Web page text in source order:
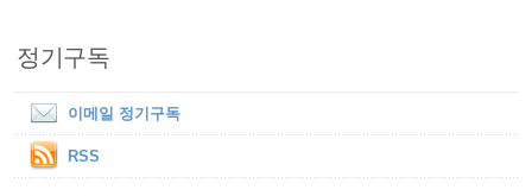
정기구독
이메일 정기구독
RSS